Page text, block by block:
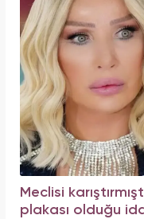
Meclisi
plakası olduğu